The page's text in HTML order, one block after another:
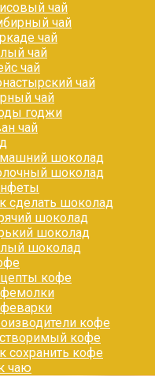
чай
чай
чай
чай
чай
чай
чай
годжи
чай
шоколад
шоколад
сделать шоколад
шоколад
шоколад
шоколад
кофе
кофе
кофе
сохранить кофе
чаю